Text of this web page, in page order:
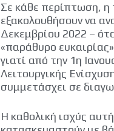
Σε κάθε περίπτωση, η
εξακολουθήσουν να
Δεκεμβρίου 2022 –
«παράθυρο
γιατί από την 1η
Λειτουργικής
συμμετάσχει σε
Η καθολική ισχύς